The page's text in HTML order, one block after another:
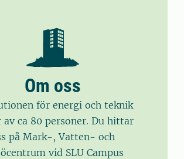
viktiga för
totala
en del i processen vid
av en ny produkt eller
med system vars
är att producera
biomaterial. Vi arbetar
som tar hand om
svinn och avfall.
sammanhang, statistisk
metodik från
för förbättrade
regressionsmodeller. En
såväl inom grund- som
liksom statistisk
för forskare vid SLU.
Om oss
för energi och teknik
av ca 80 personer. Du hittar
på Mark-, Vatten- och
vid SLU Campus